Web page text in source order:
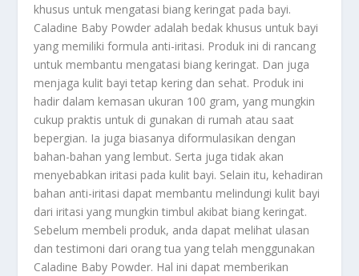
khusus untuk mengatasi biang keringat pada bayi.
Caladine Baby Powder adalah bedak khusus untuk bayi
yang memiliki formula anti-iritasi. Produk ini di rancang
untuk membantu mengatasi biang keringat. Dan juga
menjaga kulit bayi tetap kering dan sehat. Produk ini
hadir dalam kemasan ukuran 100 gram, yang mungkin
cukup praktis untuk di gunakan di rumah atau saat
bepergian. Ia juga biasanya diformulasikan dengan
bahan-bahan yang lembut. Serta juga tidak akan
menyebabkan iritasi pada kulit bayi. Selain itu, kehadiran
bahan anti-iritasi dapat membantu melindungi kulit bayi
dari iritasi yang mungkin timbul akibat biang keringat.
Sebelum membeli produk, anda dapat melihat ulasan
dan testimoni dari orang tua yang telah menggunakan
Caladine Baby Powder. Hal ini dapat memberikan